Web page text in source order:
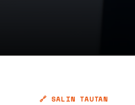
🔗 SALIN TAUTAN